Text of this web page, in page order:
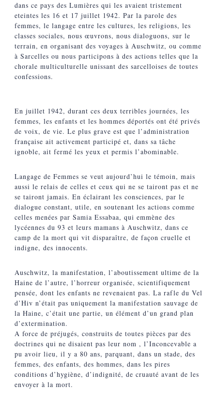
dans ce pays des Lumières qui les avaient tristement
eteintes les 16 et 17 juillet 1942. Par la parole des
femmes, le langage entre les cultures, les religions, les
classes sociales, nous œuvrons, nous dialoguons, sur le
terrain, en organisant des voyages à Auschwitz, ou comme
à Sarcelles ou nous participons à des actions telles que la
chorale multiculturelle unissant des sarcelloises de toutes
confessions.
En juillet 1942, durant ces deux terribles journées, les
femmes, les enfants et les hommes déportés ont été privés
de voix, de vie. Le plus grave est que l’administration
française ait activement participé et, dans sa tâche
ignoble, ait fermé les yeux et permis l’abominable.
Langage de Femmes se veut aujourd’hui le témoin, mais
aussi le relais de celles et ceux qui ne se tairont pas et ne
se tairont jamais. En éclairant les consciences, par le
dialogue constant, utile, en soutenant les actions comme
celles menées par Samia Essabaa, qui emmène des
lycéennes du 93 et leurs mamans à Auschwitz, dans ce
camp de la mort qui vit disparaître, de façon cruelle et
indigne, des innocents.
Auschwitz, la manifestation, l’aboutissement ultime de la
Haine de l’autre, l’horreur organisée, scientifiquement
pensée, dont les enfants ne revenaient pas. La rafle du Vel
d’Hiv n’était pas uniquement la manifestation sauvage de
la Haine, c’était une partie, un élément d’un grand plan
d’extermination.
A force de préjugés, construits de toutes pièces par des
doctrines qui ne disaient pas leur nom , l’Inconcevable a
pu avoir lieu, il y a 80 ans, parquant, dans un stade, des
femmes, des enfants, des hommes, dans les pires
conditions d’hygiène, d’indignité, de cruauté avant de les
envoyer à la mort.